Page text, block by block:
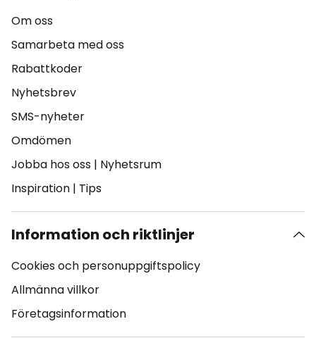
Om oss
Samarbeta med oss
Rabattkoder
Nyhetsbrev
SMS-nyheter
Omdömen
Jobba hos oss | Nyhetsrum
Inspiration | Tips
Information och riktlinjer
Cookies och personuppgiftspolicy
Allmänna villkor
Företagsinformation